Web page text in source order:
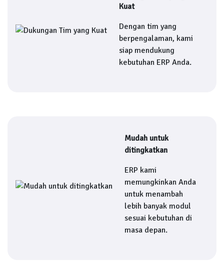
Kuat
Dengan tim yang
berpengalaman, kami
siap mendukung
kebutuhan ERP Anda.
Mudah untuk
ditingkatkan
ERP kami
memungkinkan Anda
untuk menambah
lebih banyak modul
sesuai kebutuhan di
masa depan.